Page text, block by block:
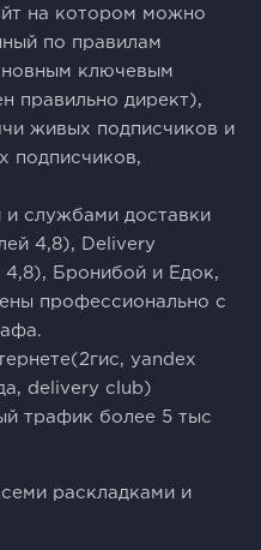
на котором можно
по правилам
ключевым
правильно директ),
живых подписчиков и
подписчиков,
службами доставки
4,8), Delivery
4,8), Бронибой и Едок,
профессионально с
yandex
delivery club)
трафик более 5 тыс
раскладками и